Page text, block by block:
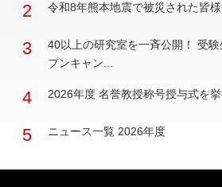
2 令和8年熊本地震で被災された皆
3
40以上の研究室を一斉公開！ 受
プンキャン...
4 2026年度 名誉教授称号授与式を
5 ニュース一覧 2026年度